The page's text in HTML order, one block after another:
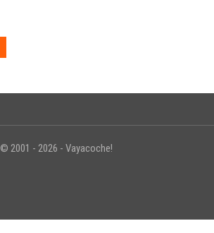
© 2001 - 2026 - Vayacoche!